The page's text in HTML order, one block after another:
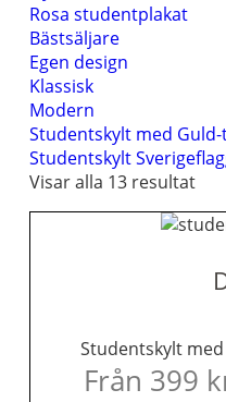
Rosa studentplakat
Bästsäljare
Egen design
Klassisk
Modern
Studentskylt med
Studentskylt
Visar alla 13 resultat
Studentskylt
Från 399